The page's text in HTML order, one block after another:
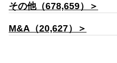
その他（678,659）＞
M&A（20,627）＞